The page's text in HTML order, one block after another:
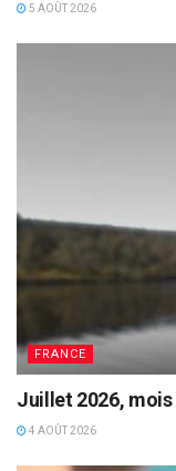
5 AOÛT 2026
FRANCE
Juillet 2026, mois
4 AOÛT 2026